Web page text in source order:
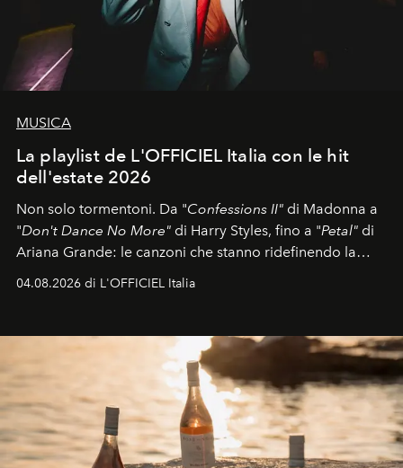
MUSICA
La playlist de L'OFFICIEL Italia con le hit
dell'estate 2026
Non solo tormentoni. Da "Confessions II" di Madonna a
"Don't Dance No More" di Harry Styles, fino a "Petal" di
Ariana Grande: le canzoni che stanno ridefinendo la
colonna sonora della stagione.
04.08.2026 di L'OFFICIEL Italia